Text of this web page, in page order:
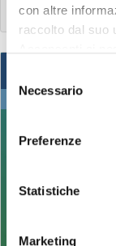
con altre
raccolto dal suo
del
consenso
Necessario
Preferenze
Statistiche
Marketing
LEGGI DI PIÙ
Set